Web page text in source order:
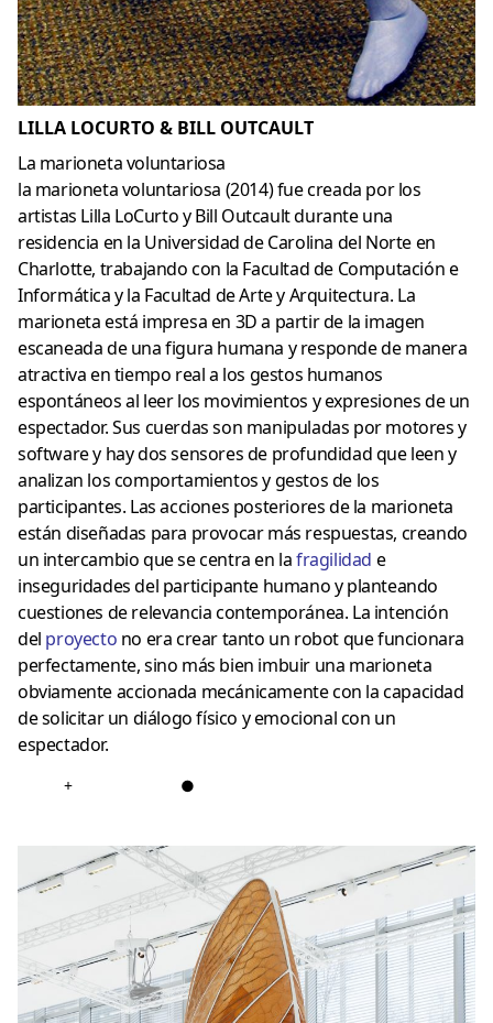
LILLA LOCURTO & BILL OUTCAULT
La marioneta voluntariosa
la marioneta voluntariosa (2014) fue creada por los
artistas Lilla LoCurto y Bill Outcault durante una
residencia en la Universidad de Carolina del Norte en
Charlotte, trabajando con la Facultad de Computación e
Informática y la Facultad de Arte y Arquitectura. La
marioneta está impresa en 3D a partir de la imagen
escaneada de una figura humana y responde de manera
atractiva en tiempo real a los gestos humanos
espontáneos al leer los movimientos y expresiones de un
espectador. Sus cuerdas son manipuladas por motores y
software y hay dos sensores de profundidad que leen y
analizan los comportamientos y gestos de los
participantes. Las acciones posteriores de la marioneta
están diseñadas para provocar más respuestas, creando
un intercambio que se centra en lafragilidad e
inseguridades del participante humano y planteando
cuestiones de relevancia contemporánea. La intención
del proyecto no era crear tanto un robot que funcionara
perfectamente, sino más bien imbuir una marioneta
obviamente accionada mecánicamente con la capacidad
de solicitar un diálogo físico y emocional con un
espectador.
+ ●